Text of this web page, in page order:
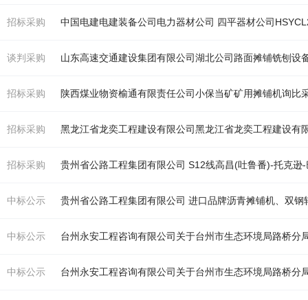
招标采购
谈判采购
招标采购 陕西煤业物资榆通有限责任公司小保当矿矿用摊铺机询比
招标采购
招标采购 贵州省公路工程集团有限公司 S12线高昌(吐鲁番)-托克
中标公示 贵州省公路工程集团有限公司 进口品牌沥青摊铺机、双钢
中标公示 台州永安工程咨询有限公司关于台州市生态环境局路桥分
中标公示 台州永安工程咨询有限公司关于台州市生态环境局路桥分